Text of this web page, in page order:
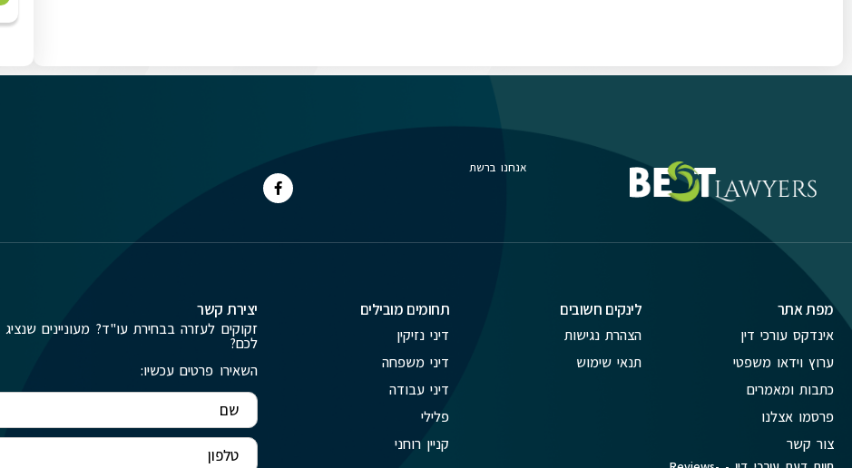
אנחנו ברשת
מפת אתר
אינדקס עורכי דין
ערוץ וידאו משפטי
כתבות ומאמרים
פרסמו אצלנו
צור קשר
לינקים חשובים
הצהרת נגישות
תנאי שימוש
תחומים מובילים
דיני נזיקין
דיני משפחה
דיני עבודה
פלילי
קניין רוחני
יצירת קשר
זקוקים לעזרה בבחירת עו"ד? מעוניינים
לכם?
השאירו פרטים עכשיו: